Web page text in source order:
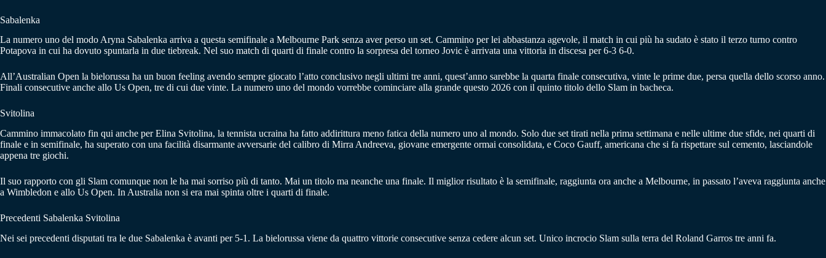
Sabalenka
La numero uno del modo Aryna Sabalenka arriva a questa semifinale a Melbourne Park senza aver perso un set. Cammino per lei abbastanza agevole, il match in cui più ha sudato è stato il terzo turno contro
Potapova in cui ha dovuto spuntarla in due tiebreak. Nel suo match di quarti di finale contro la sorpresa del torneo Jovic è arrivata una vittoria in discesa per 6-3 6-0.
All’Australian Open la bielorussa ha un buon feeling avendo sempre giocato l’atto conclusivo negli ultimi tre anni, quest’anno sarebbe la quarta finale consecutiva, vinte le prime due, persa quella dello scorso anno.
Finali consecutive anche allo Us Open, tre di cui due vinte. La numero uno del mondo vorrebbe cominciare alla grande questo 2026 con il quinto titolo dello Slam in bacheca.
Svitolina
Cammino immacolato fin qui anche per Elina Svitolina, la tennista ucraina ha fatto addirittura meno fatica della numero uno al mondo. Solo due set tirati nella prima settimana e nelle ultime due sfide, nei quarti di
finale e in semifinale, ha superato con una facilità disarmante avversarie del calibro di Mirra Andreeva, giovane emergente ormai consolidata, e Coco Gauff, americana che si fa rispettare sul cemento, lasciandole
appena tre giochi.
Il suo rapporto con gli Slam comunque non le ha mai sorriso più di tanto. Mai un titolo ma neanche una finale. Il miglior risultato è la semifinale, raggiunta ora anche a Melbourne, in passato l’aveva raggiunta anche
a Wimbledon e allo Us Open. In Australia non si era mai spinta oltre i quarti di finale.
Precedenti Sabalenka Svitolina
Nei sei precedenti disputati tra le due Sabalenka è avanti per 5-1. La bielorussa viene da quattro vittorie consecutive senza cedere alcun set. Unico incrocio Slam sulla terra del Roland Garros tre anni fa.